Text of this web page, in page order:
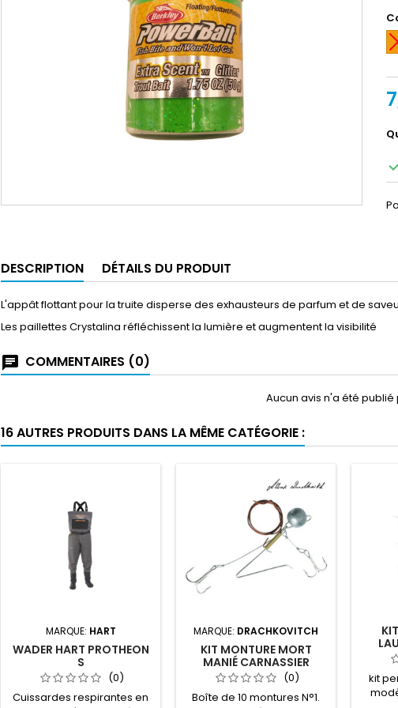
DESCRIPTION DÉTAILS DU PRODUIT
L'appât flottant pour la truite disperse des exhausteurs de parfum et de
Les paillettes Crystalina réfléchissent la lumière et augmentent la visibilité
COMMENTAIRES (0)
Aucun avis n'a été
16 AUTRES PRODUITS DANS LA MÊME CATÉGORIE :
MARQUE: HART
WADER HART PROTHEON
S
(0)
Cuissardes respirantes en
MARQUE: DRACHKOVITCH
KIT MONTURE MORT
MANIÉ CARNASSIER
DRACHKO N°1 X10
(0)
Boîte de 10 montures N°1.
kit